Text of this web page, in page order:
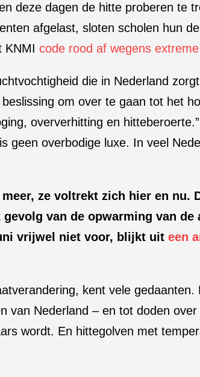
deze dagen de hitte proberen te
afgelast, sloten scholen hun
KNMI code rood af wegens
die in Nederland
om over te gaan tot het
oververhitting en
geen overbodige luxe. In veel
ze voltrekt zich hier en nu.
van de opwarming van de
vrijwel niet voor, blijkt uit een
kent vele
van Nederland – en tot doden
wordt. En hittegolven met